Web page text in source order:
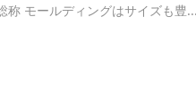
モールディングはサイズも豊